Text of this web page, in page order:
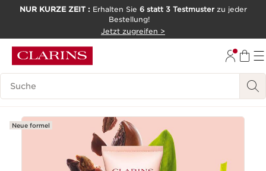
NUR KURZE ZEIT : Erhalten Sie 6 statt 3 Testmusterzu jeder
Bestellung!
Jetzt zugreifen >
Legende suchen
Neue formel